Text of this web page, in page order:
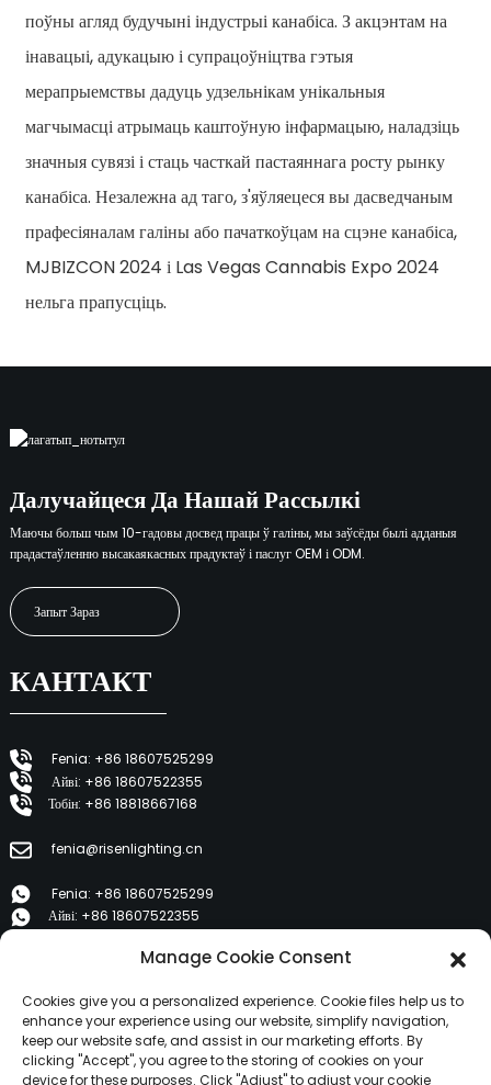
поўны агляд будучыні індустрыі канабіса. З акцэнтам на
інавацыі, адукацыю і супрацоўніцтва гэтыя
мерапрыемствы дадуць удзельнікам унікальныя
магчымасці атрымаць каштоўную інфармацыю, наладзіць
значныя сувязі і стаць часткай пастаяннага росту рынку
канабіса. Незалежна ад таго, з'яўляецеся вы дасведчаным
прафесіяналам галіны або пачаткоўцам на сцэне канабіса,
MJBIZCON 2024 і Las Vegas Cannabis Expo 2024
нельга прапусціць.
Далучайцеся Да Нашай Рассылкі
Маючы больш чым 10-гадовы досвед працы ў галіны, мы заўсёды былі адданыя
прадастаўленню высакаякасных прадуктаў і паслуг OEM і ODM.
Запыт Зараз
КАНТАКТ
Fenia: +86 18607525299
Айві: +86 18607522355
Тобін: +86 18818667168
fenia@risenlighting.cn
Fenia: +86 18607525299
Айві: +86 18607522355
ПРАДУКТЫ
Manage Cookie Consent
Cookies give you a personalized experience. Cookie files help us to
enhance your experience using our website, simplify navigation,
keep our website safe, and assist in our marketing efforts. By
clicking "Accept", you agree to the storing of cookies on your
device for these purposes. Click "Adjust" to adjust your cookie